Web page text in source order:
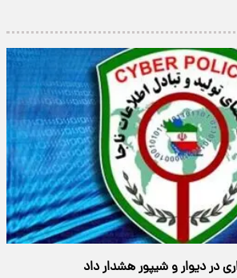
در دیوار و شیپور هشدار داد